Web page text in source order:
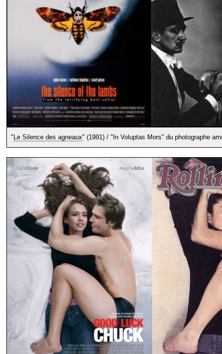
" Le Silence des agneaux" (1991) / "In Voluptas Mors" du photographe